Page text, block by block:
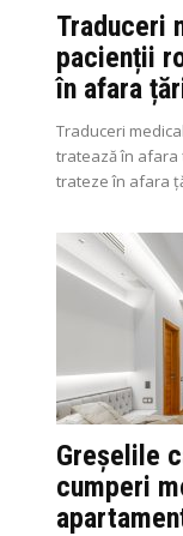
Traduceri
pacienții
în afara
Traduceri
tratează în afara
trateze în afara
Greșelile
cumperi